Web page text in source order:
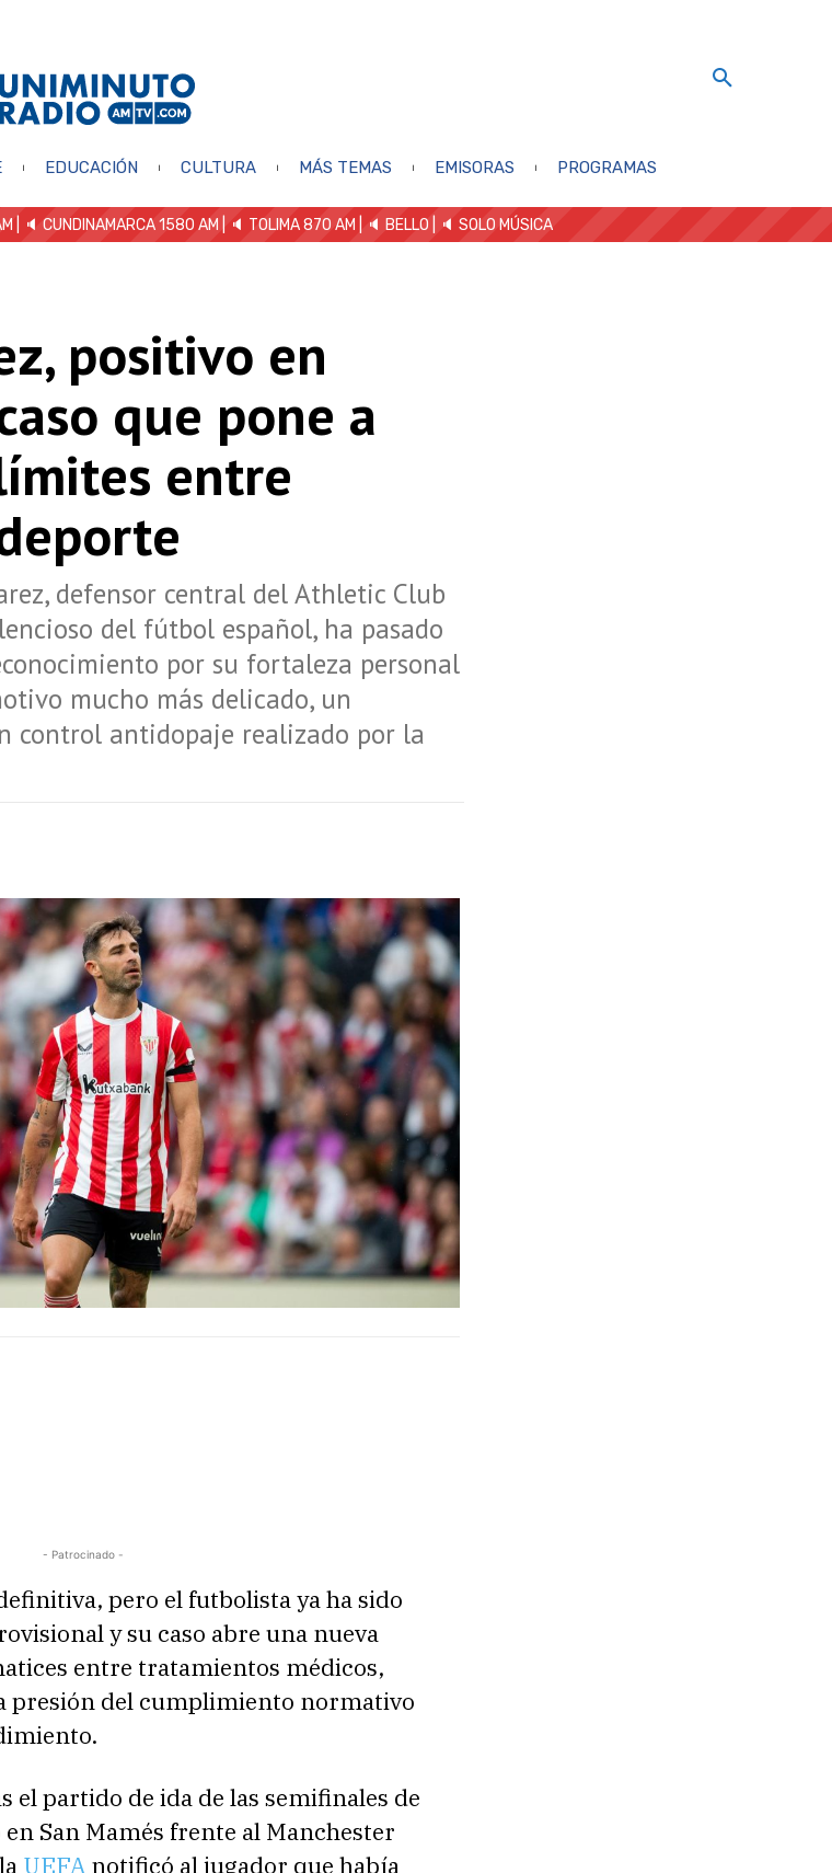
EDUCACIÓN CULTURA MÁS TEMAS EMISORAS PROGRAMAS
| 🔈 CUNDINAMARCA 1580 AM | 🔈 TOLIMA 870 AM | 🔈 BELLO 🔈 SOLO MÚSICA
positivo en
que pone a
entre
defensor central del Athletic Club
del fútbol español, ha pasado
por su fortaleza personal
mucho más delicado, un
control antidopaje realizado por la
- Patrocinado -
pero el futbolista ya ha sido
y su caso abre una nueva
entre tratamientos médicos,
presión del cumplimiento normativo
el partido de ida de las semifinales de
San Mamés frente al Manchester
UEFA notificó al jugador que había